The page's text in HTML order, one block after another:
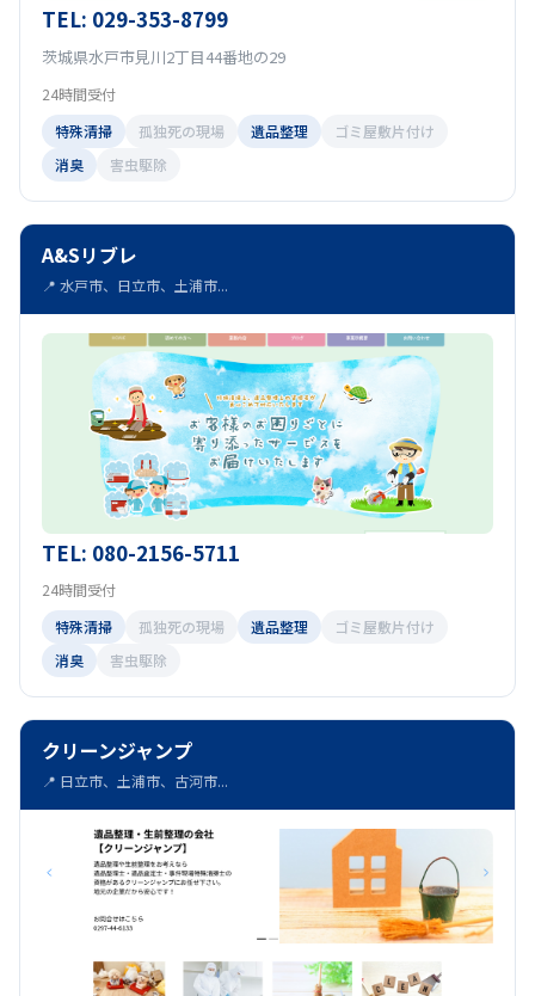
TEL: 029-353-8799
茨城県水戸市見川2丁目44番地の29
24時間受付
特殊清掃
孤独死の現場 遺品整理
ゴミ屋敷片付け
消臭
害虫駆除
A&Sリブレ
📍 水戸市、日立市、土浦市...
TEL: 080-2156-5711
24時間受付
特殊清掃
孤独死の現場 遺品整理
ゴミ屋敷片付け
消臭
害虫駆除
クリーンジャンプ
📍 日立市、土浦市、古河市...